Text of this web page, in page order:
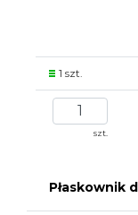
1 szt.
szt.
Płaskownik